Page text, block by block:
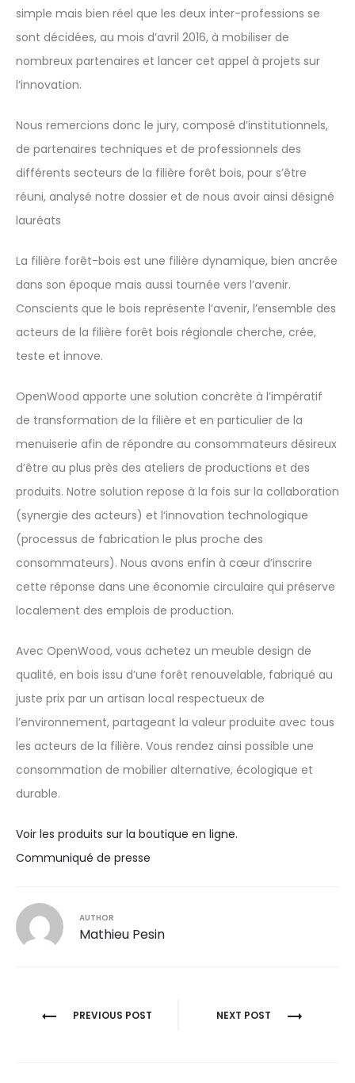
simple mais bien réel que les deux inter-professions se
sont décidées, au mois d’avril 2016, à mobiliser de
nombreux partenaires et lancer cet appel à projets sur
l’innovation.
Nous remercions donc le jury, composé d’institutionnels,
de partenaires techniques et de professionnels des
différents secteurs de la filière forêt bois, pour s’être
réuni, analysé notre dossier et de nous avoir ainsi désigné
lauréats
La filière forêt-bois est une filière dynamique, bien ancrée
dans son époque mais aussi tournée vers l’avenir.
Conscients que le bois représente l’avenir, l’ensemble des
acteurs de la filière forêt bois régionale cherche, crée,
teste et innove.
OpenWood apporte une solution concrète à l’impératif
de transformation de la filière et en particulier de la
menuiserie afin de répondre au consommateurs désireux
d’être au plus près des ateliers de productions et des
produits. Notre solution repose à la fois sur la collaboration
(synergie des acteurs) et l‘innovation technologique
(processus de fabrication le plus proche des
consommateurs). Nous avons enfin à cœur d’inscrire
cette réponse dans une économie circulaire qui préserve
localement des emplois de production.
Avec OpenWood, vous achetez un meuble design de
qualité, en bois issu d’une forêt renouvelable, fabriqué au
juste prix par un artisan local respectueux de
l’environnement, partageant la valeur produite avec tous
les acteurs de la filière. Vous rendez ainsi possible une
consommation de mobilier alternative, écologique et
durable.
Voir les produits sur la boutique en ligne.
Communiqué de presse
AUTHOR
Mathieu Pesin
Navigation
PREVIOUS POST NEXT POST